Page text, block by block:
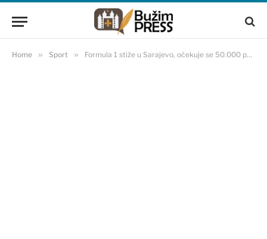
Home » Sport » Formula 1 stiže u Sarajevo, očekuje se 50.000 posjetioca